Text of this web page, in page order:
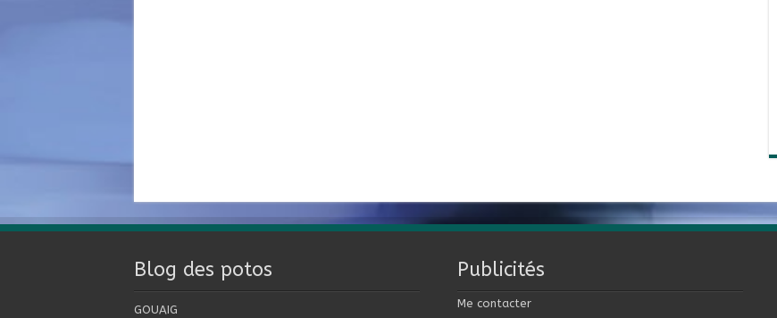
Blog des potos
GOUAIG
Publicités
Me contacter